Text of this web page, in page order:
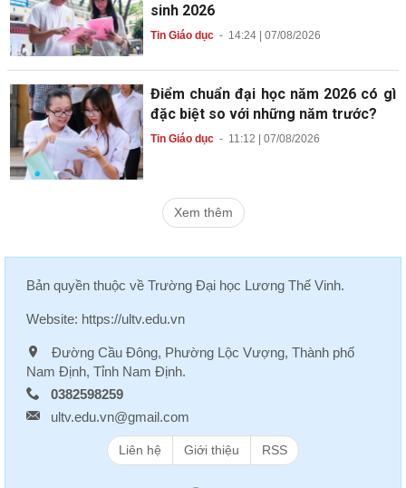
sinh 2026
Tin Giáo dục- 14:24 | 07/08/2026
Điểm chuẩn đại học năm 2026 có gì
đặc biệt so với những năm trước?
Tin Giáo dục- 11:12 | 07/08/2026
Xem thêm
Bản quyền thuộc về Trường Đại học Lương Thế Vinh.
Website: https://ultv.edu.vn
Đường Cầu Đông, Phường Lộc Vượng, Thành phố
Nam Định, Tỉnh Nam Định.
0382598259
ultv.edu.vn@gmail.com
Liên hệ Giới thiệu RSS